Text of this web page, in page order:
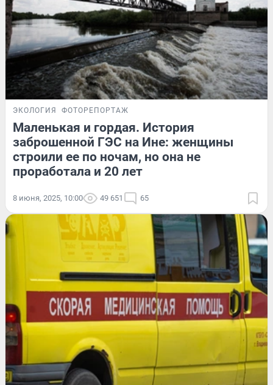
ЭКОЛОГИЯ ФОТОРЕПОРТАЖ
Маленькая и гордая. История
заброшенной ГЭС на Ине: женщины
строили ее по ночам, но она не
проработала и 20 лет
8 июня, 2025, 10:00 49 651 65